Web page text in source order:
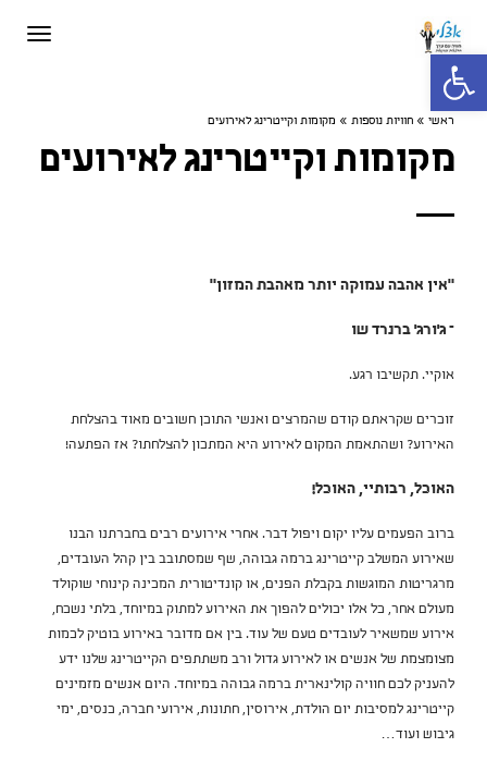
פתח סרגל נגישות
ראשי » חוויות נוספות » מקומות וקייטרינג לאירועים
מקומות וקייטרינג לאירועים
"אין אהבה עמוקה יותר מאהבת המזון"
– ג'ורג' ברנרד שו
אוקיי. תקשיבו רגע.
זוכרים שקראתם קודם שהמרצים ואנשי התוכן חשובים מאוד בהצלחת
האירוע? ושהתאמת המקום לאירוע היא המתכון להצלחתו? אז הפתעה!
האוכל, רבותיי, האוכל!
ברוב הפעמים עליו יקום ויפול דבר. אחרי אירועים רבים בחברתנו הבנו
שאירוע המשלב קייטרינג ברמה גבוהה, שף שמסתובב בין קהל העובדים,
מרגריטות המוגשות בקבלת הפנים, או קונדיטורית המכינה קינוחי שוקולד
מעולם אחר, כל אלו יכולים להפוך את האירוע למתוק במיוחד, בלתי נשכח,
אירוע שמשאיר לעובדים טעם של עוד. בין אם מדובר באירוע בוטיק לכמות
מצומצמת של אנשים או לאירוע גדול ורב משתתפים הקייטרינג שלנו ידע
להעניק לכם חוויה קולינארית ברמה גבוהה במיוחד. היום אנשים מזמינים
קייטרינג למסיבות יום הולדת, אירוסין, חתונות, אירועי חברה, כנסים, ימי
גיבוש ועוד…